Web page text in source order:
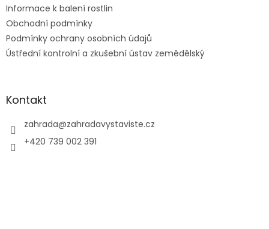
Informace k balení rostlin
Obchodní podmínky
Podmínky ochrany osobních údajů
Ústřední kontrolní a zkušební ústav zemědělský
Kontakt
zahrada@zahradavystaviste.cz
+420 739 002 391